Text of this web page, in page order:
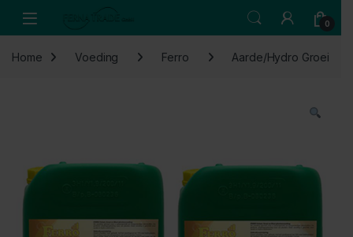
Open 0
Home Voeding Ferro Aarde/Hydro Groei